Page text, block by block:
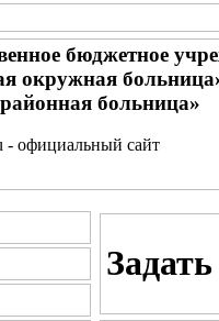
бюджетное
окружная
больница»
- официальный сайт